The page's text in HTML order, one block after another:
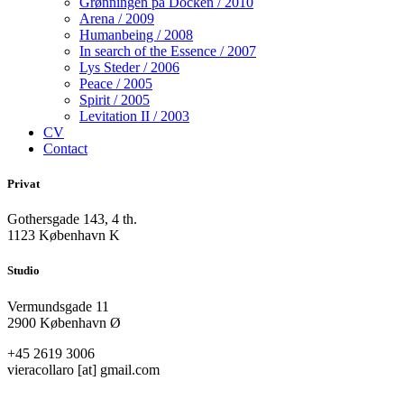
Arena / 2009
Humanbeing / 2008
In search of the Essence / 2007
Lys Steder / 2006
Peace / 2005
Spirit / 2005
Levitation II / 2003
CV
Contact
Privat
Gothersgade 143, 4 th.
1123 København K
Studio
Vermundsgade 11
2900 København Ø
+45 2619 3006
vieracollaro [at] gmail.com